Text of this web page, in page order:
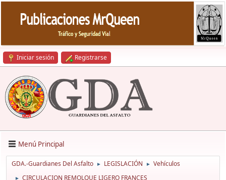
Iniciar sesión Registrarse
Menú Principal
GDA.-Guardianes Del Asfalto ► LEGISLACIÓN ► Vehículos
► CIRCULACION REMOLQUE LIGERO FRANCES